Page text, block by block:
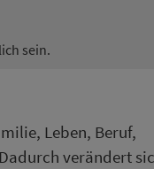
sein.
Leben, Beruf,
verändert